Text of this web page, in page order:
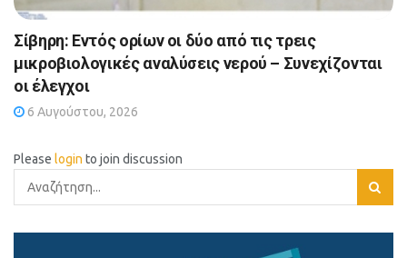
Σίβηρη: Εντός ορίων οι δύο από τις τρεις
μικροβιολογικές αναλύσεις νερού – Συνεχίζονται
οι έλεγχοι
6 Αυγούστου, 2026
Please login to join discussion